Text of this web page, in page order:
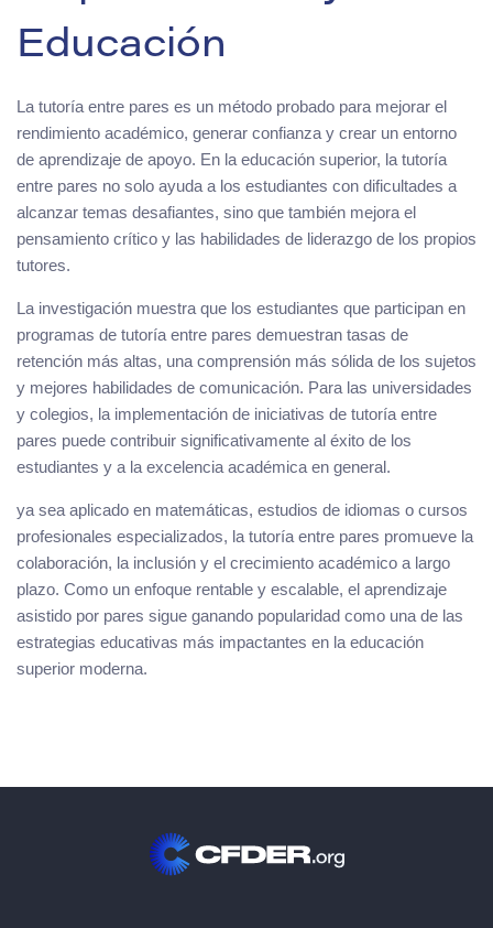
Educación
La tutoría entre pares es un método probado para mejorar el
rendimiento académico, generar confianza y crear un entorno
de aprendizaje de apoyo. En la educación superior, la tutoría
entre pares no solo ayuda a los estudiantes con dificultades a
alcanzar temas desafiantes, sino que también mejora el
pensamiento crítico y las habilidades de liderazgo de los propios
tutores.
La investigación muestra que los estudiantes que participan en
programas de tutoría entre pares demuestran tasas de
retención más altas, una comprensión más sólida de los sujetos
y mejores habilidades de comunicación. Para las universidades
y colegios, la implementación de iniciativas de tutoría entre
pares puede contribuir significativamente al éxito de los
estudiantes y a la excelencia académica en general.
ya sea aplicado en matemáticas, estudios de idiomas o cursos
profesionales especializados, la tutoría entre pares promueve la
colaboración, la inclusión y el crecimiento académico a largo
plazo. Como un enfoque rentable y escalable, el aprendizaje
asistido por pares sigue ganando popularidad como una de las
estrategias educativas más impactantes en la educación
superior moderna.